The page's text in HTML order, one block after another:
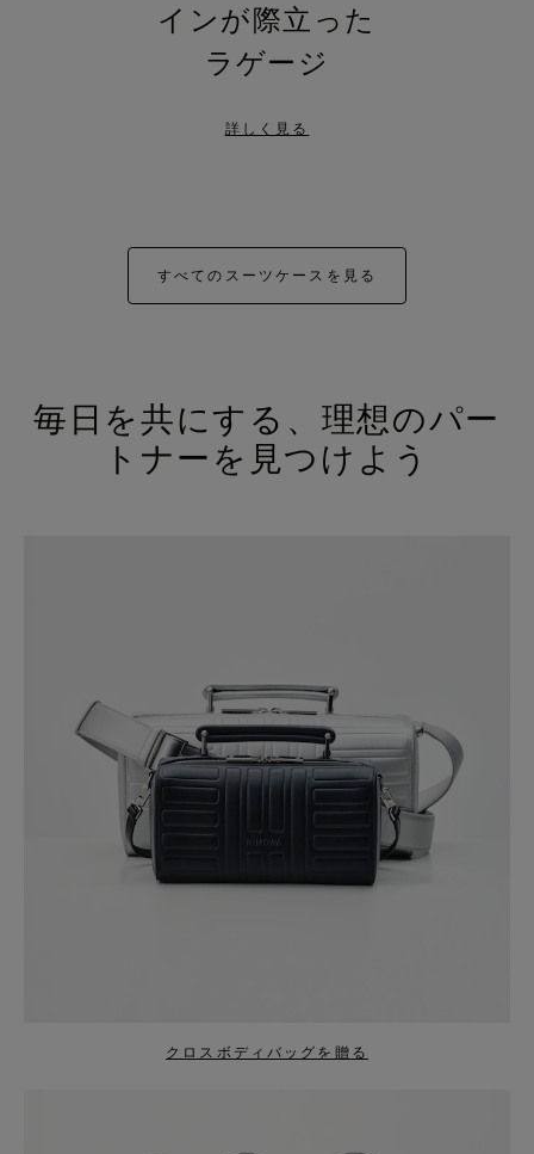
インが際立った
ラゲージ
詳しく見る
すべてのスーツケースを見る
毎日を共にする、理想のパー
トナーを見つけよう
クロスボディバッグを贈る